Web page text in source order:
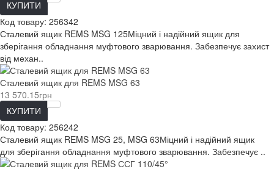
КУПИТИ
Код товару: 256342
Сталевий ящик REMS MSG 125Міцний і надійний ящик для
зберігання обладнання муфтового зварювання. Забезпечує захист
від механ..
Сталевий ящик для REMS MSG 63
13 570.15грн
КУПИТИ
Код товару: 256242
Сталевий ящик REMS MSG 25, MSG 63Міцний і надійний ящик
для зберігання обладнання муфтового зварювання. Забезпечує ..